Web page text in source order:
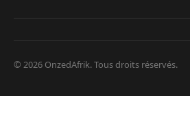
© 2026 OnzedAfrik. Tous droits réservés.